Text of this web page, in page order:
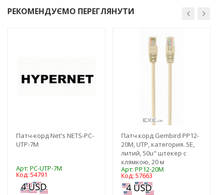
21
63
РЕКОМЕНДУЄМО ПЕРЕГЛЯНУТИ
Патч-корд Net's NETS-PC-
UTP-7M
Арт: PC-UTP-7M
Код: 54791
Патч корд Gembird PP12-
20M, UTP, категория. 5E,
литий, 50u" штекер с
клямкою, 20 м
Арт: PP12-20M
Код: 57663